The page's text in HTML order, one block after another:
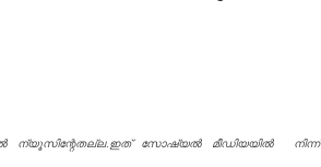
ന്യൂസിന്റേതല്ല.ഇത് സോഷ്യൽ മീഡിയയിൽ നിന്ന്